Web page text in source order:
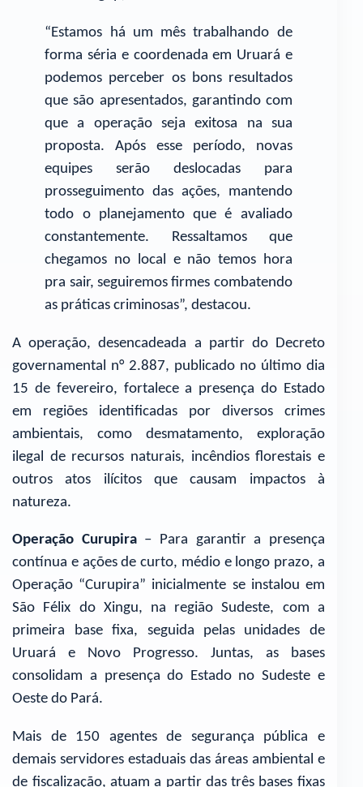
“Estamos há um mês trabalhando de
forma séria e coordenada em Uruará e
podemos perceber os bons resultados
que são apresentados, garantindo com
que a operação seja exitosa na sua
proposta. Após esse período, novas
equipes serão deslocadas para
prosseguimento das ações, mantendo
todo o planejamento que é avaliado
constantemente. Ressaltamos que
chegamos no local e não temos hora
pra sair, seguiremos firmes combatendo
as práticas criminosas”, destacou.
A operação, desencadeada a partir do Decreto
governamental n° 2.887, publicado no último dia
15 de fevereiro, fortalece a presença do Estado
em regiões identificadas por diversos crimes
ambientais, como desmatamento, exploração
ilegal de recursos naturais, incêndios florestais e
outros atos ilícitos que causam impactos à
natureza.
Operação Curupira – Para garantir a presença
contínua e ações de curto, médio e longo prazo, a
Operação “Curupira” inicialmente se instalou em
São Félix do Xingu, na região Sudeste, com a
primeira base fixa, seguida pelas unidades de
Uruará e Novo Progresso. Juntas, as bases
consolidam a presença do Estado no Sudeste e
Oeste do Pará.
Mais de 150 agentes de segurança pública e
demais servidores estaduais das áreas ambiental e
de fiscalização, atuam a partir das três bases fixas